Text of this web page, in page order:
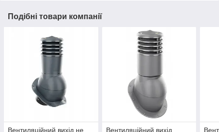
Подібні товари компанії
Вентиляційний вихід не
Вентиляційний вихід